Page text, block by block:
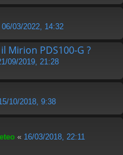
06/03/2022, 14:32
Mirion PDS100-G ?
09/2019, 21:28
10/2018, 9:38
« 16/03/2018, 22:11